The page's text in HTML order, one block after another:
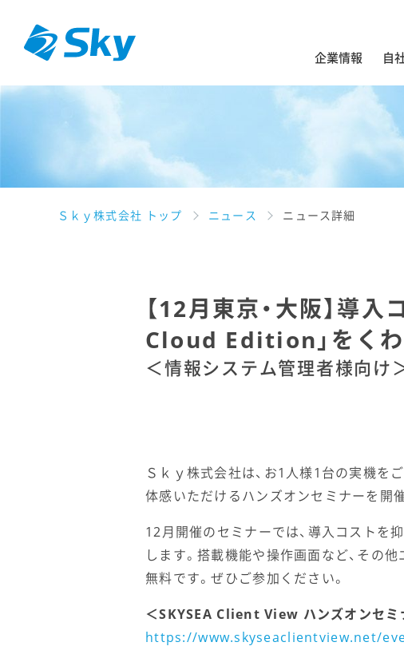
企業情報 自
Ｓｋｙ株式会社 トップ ニュース ニュース詳細
【12月東京・大阪】導
Cloud Edition」をくわ
＜情報システム管理者様向け＞
Ｓｋｙ株式会社は、お1人様1台の実機を
体感いただけるハンズオンセミナーを開
12月開催のセミナーでは、導入コストを
します。搭載機能や操作画面など、その
無料です。ぜひご参加ください。
＜SKYSEA Client View ハンズオンセミ
https://www.skyseaclientview.net/